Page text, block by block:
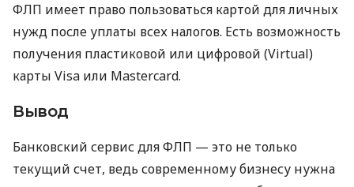
ФЛП имеет право пользоваться картой для личных
нужд после уплаты всех налогов. Есть возможность
получения пластиковой или цифровой (Virtual)
карты Visa или Mastercard.
Вывод
Банковский сервис для ФЛП — это не только
текущий счет, ведь современному бизнесу нужна